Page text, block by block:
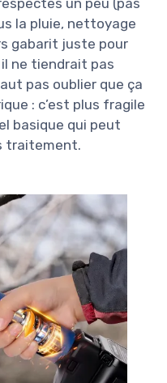
un peu (pas
la pluie, nettoyage
gabarit juste pour
ne tiendrait pas
pas oublier que ça
: c’est plus fragile
basique qui peut
traitement.